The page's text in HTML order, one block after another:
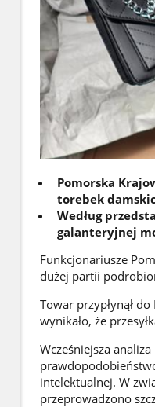
Pomorska
torebek
Według
galanteryjnej
Funkcjonariusze
dużej partii
Towar przypłynął
wynikało, że
Wcześniejsza
intelektualnej. W
przeprowadzono